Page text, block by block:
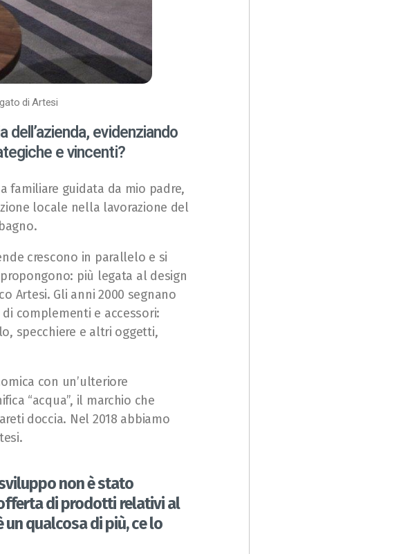
di Artesi
evidenziando
e vincenti?
familiare guidata da mio padre,
locale nella lavorazione del
crescono in parallelo e si
più legata al design
Artesi. Gli anni 2000 segnano
complementi e accessori:
specchiere e altri oggetti,
con un’ulteriore
“acqua”, il marchio che
doccia. Nel 2018 abbiamo
non è stato
di prodotti relativi al
un qualcosa di più, ce lo